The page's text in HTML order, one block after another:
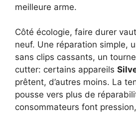
meilleure arme.
Côté écologie, faire durer
neuf. Une réparation simple,
sans clips cassants, un
cutter: certains appareils
prêtent, d’autres moins. La
pousse vers plus de
consommateurs font